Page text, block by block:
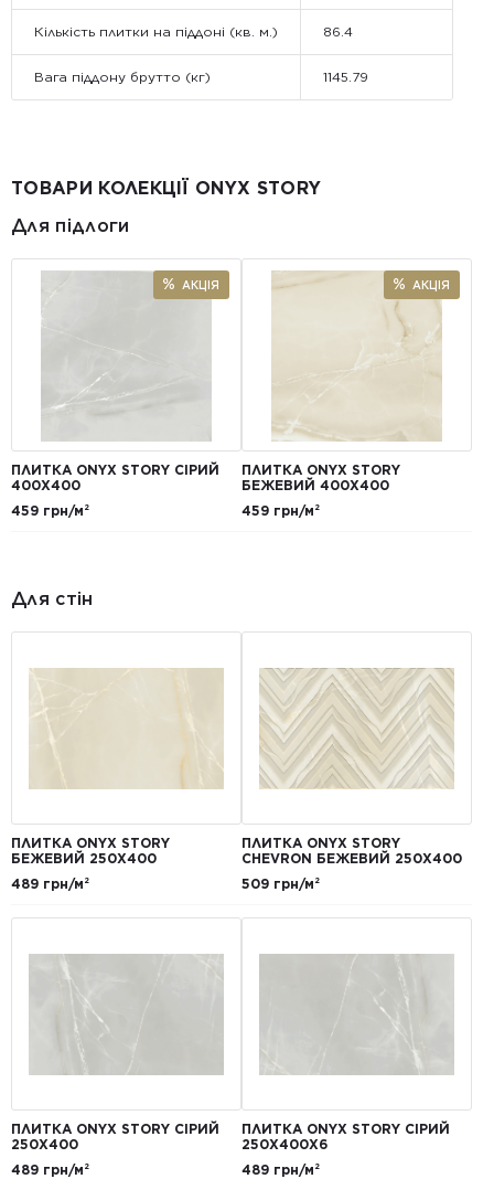
Кількість плитки на піддоні (кв. м.) 86.4
Вага піддону брутто (кг) 1145.79
ТОВАРИ КОЛЕКЦІЇ ONYX STORY
Для підлоги
АКЦІЯ
ПЛИТКА ONYX STORY СІРИЙ
400Х400
459 грн/м²
АКЦІЯ
ПЛИТКА ONYX STORY
БЕЖЕВИЙ 400Х400
459 грн/м²
Для стін
ПЛИТКА ONYX STORY
БЕЖЕВИЙ 250X400
489 грн/м²
ПЛИТКА ONYX STORY
CHEVRON БЕЖЕВИЙ 250X400
509 грн/м²
ПЛИТКА ONYX STORY СІРИЙ
250X400
489 грн/м²
ПЛИТКА ONYX STORY СІРИЙ
250Х400X6
489 грн/м²